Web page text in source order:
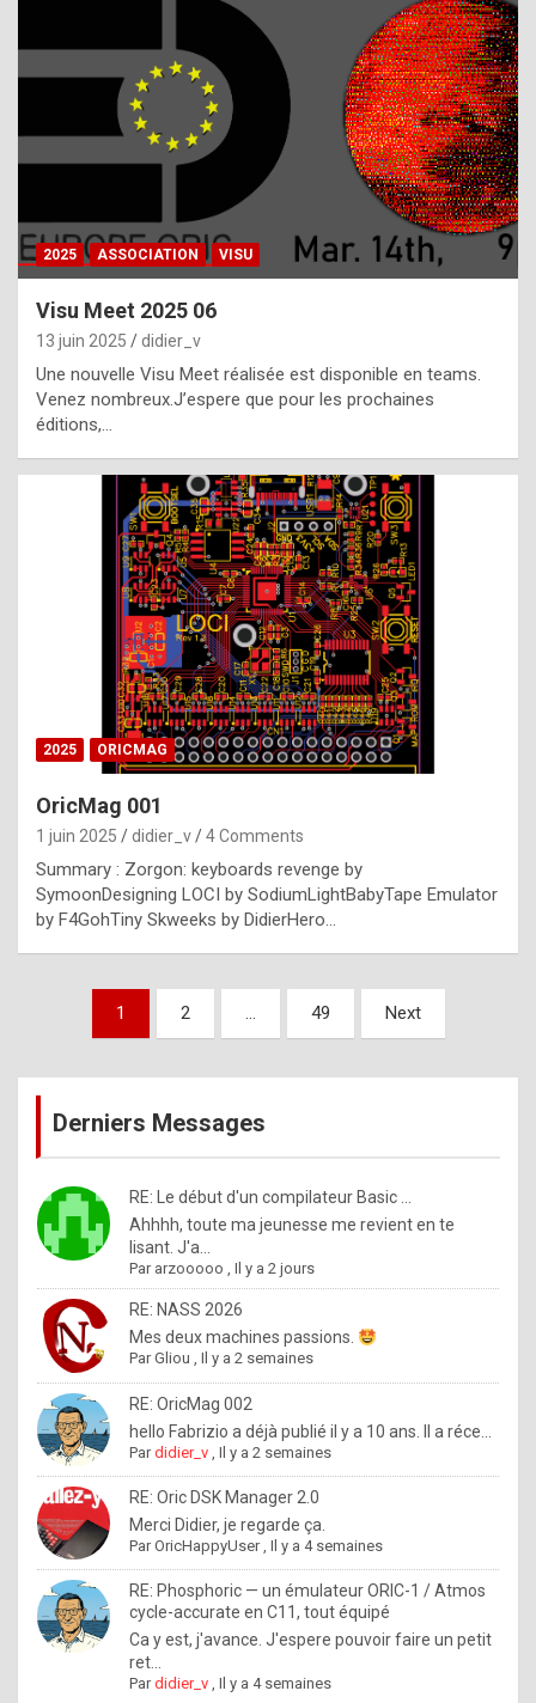
h
a
t
t
e
b
e
s
t
p
h
o
n
y
l
e
x
a
%
m
a
d
b
y
o
l
e
x
.
I
f
y
2025 ASSOCIATION VISU
Visu Meet 2025 06
13 juin 2025 didier_v
Une nouvelle Visu Meet réalisée est disponible en teams.
Venez nombreux.J’espere que pour les prochaines
éditions,…
2025 ORICMAG
OricMag 001
1 juin 2025 didier_v 4 Comments
Summary : Zorgon: keyboards revenge by
SymoonDesigning LOCI by SodiumLightBabyTape Emulator
by F4GohTiny Skweeks by DidierHero…
Pagination
publications
1 2 … 49 Next
Derniers Messages
RE: Le début d'un compilateur Basic ...
Ahhhh, toute ma jeunesse me revient en te
lisant. J'a...
Par arzooooo ,Il y a 2 jours
RE: NASS 2026
Mes deux machines passions.
ParGliou ,Il y a 2 semaines
RE: OricMag 002
hello Fabrizio a déjà publié il y a 10 ans. Il a réce...
Pardidier_v ,Il y a 2 semaines
RE: Oric DSK Manager 2.0
Merci Didier, je regarde ça.
ParOricHappyUser,Il y a 4 semaines
RE: Phosphoric — un émulateur ORIC-1 / Atmos
cycle-accurate en C11, tout équipé
Ca y est, j'avance. J'espere pouvoir faire un petit
ret...
Pardidier_v ,Il y a 4 semaines